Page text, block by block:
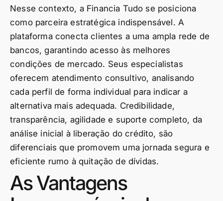
Nesse contexto, a Financia Tudo se posiciona
como parceira estratégica indispensável. A
plataforma conecta clientes a uma ampla rede de
bancos, garantindo acesso às melhores
condições de mercado. Seus especialistas
oferecem atendimento consultivo, analisando
cada perfil de forma individual para indicar a
alternativa mais adequada. Credibilidade,
transparência, agilidade e suporte completo, da
análise inicial à liberação do crédito, são
diferenciais que promovem uma jornada segura e
eficiente rumo à quitação de dívidas.
As Vantagens